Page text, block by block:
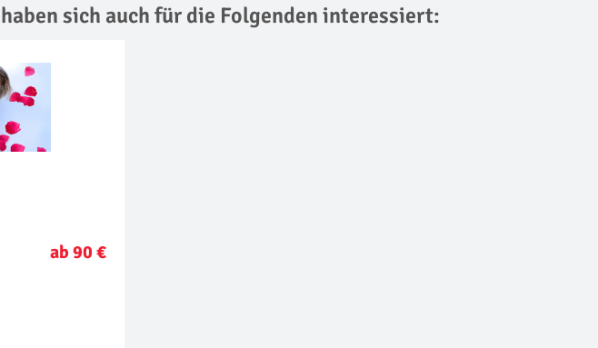
haben sich auch für die Folgenden interessiert:
ab 90 €